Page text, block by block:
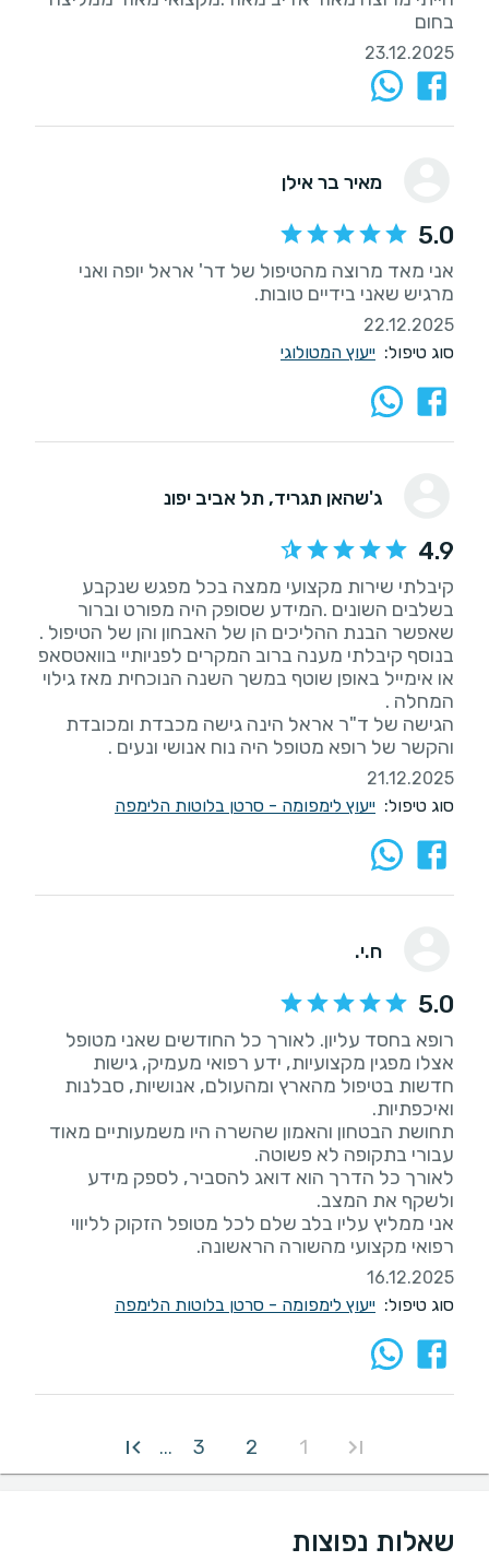
בחום
23.12.2025
מאיר בר אילן
5.0
אני מאד מרוצה מהטיפול של דר' אראל יופה ואני
מרגיש שאני בידיים טובות.
22.12.2025
סוג טיפול: ייעוץ המטולוגי
ג'שהאן תגריד, תל אביב יפונ
4.9
קיבלתי שירות מקצועי ממצה בכל מפגש שנקבע
בשלבים השונים .המידע שסופק היה מפורט וברור
שאפשר הבנת ההליכים הן של האבחון והן של הטיפול .
בנוסף קיבלתי מענה ברוב המקרים לפניותיי בוואטסאפ
או אימייל באופן שוטף במשך השנה הנוכחית מאז גילוי
הגישה של ד"ר אראל הינה גישה מכבדת ומכובדת
והקשר של רופא מטופל היה נוח אנושי ונעים .
21.12.2025
סוג טיפול: ייעוץ לימפומה - סרטן בלוטות הלימפה
ח.י.
5.0
רופא בחסד עליון. לאורך כל החודשים שאני מטופל
אצלו מפגין מקצועיות, ידע רפואי מעמיק, גישות
חדשות בטיפול מהארץ ומהעולם, אנושיות, סבלנות
תחושת הבטחון והאמון שהשרה היו משמעותיים מאוד
לאורך כל הדרך הוא דואג להסביר, לספק מידע
אני ממליץ עליו בלב שלם לכל מטופל הזקוק לליווי
רפואי מקצועי מהשורה הראשונה.
16.12.2025
סוג טיפול: ייעוץ לימפומה - סרטן בלוטות הלימפה
1
2
3
...
שאלות נפוצות